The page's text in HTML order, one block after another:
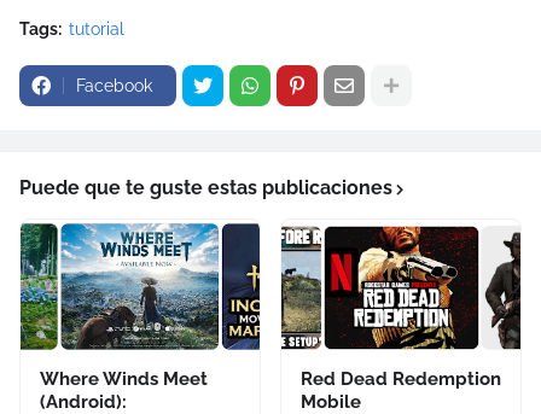
Tags: tutorial
Facebook
Puede que te guste estas publicaciones
Where Winds Meet
(Android):
Red Dead Redemption
Mobile